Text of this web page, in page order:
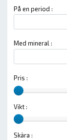
På en period :
Med mineral :
Pris :
Vikt :
Skära :